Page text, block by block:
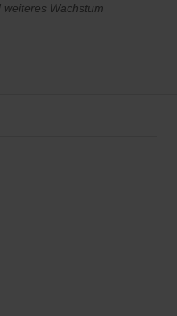
Wachstum